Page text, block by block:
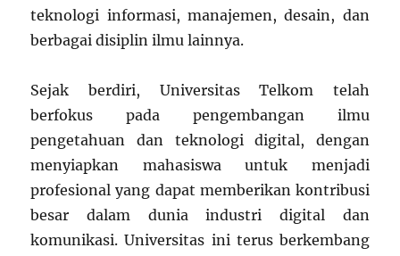
teknologi informasi, manajemen, desain, dan
berbagai disiplin ilmu lainnya.
Sejak berdiri, Universitas Telkom telah
berfokus pada pengembangan ilmu
pengetahuan dan teknologi digital, dengan
menyiapkan mahasiswa untuk menjadi
profesional yang dapat memberikan kontribusi
besar dalam dunia industri digital dan
komunikasi. Universitas ini terus berkembang